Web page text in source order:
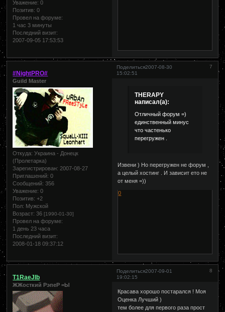
Уважение: 0
Позитив: 0
Провел на форуме:
1 час 3 минуты
Последний визит:
2007-09-05 17:53:53
Поделиться 7
2007-08-30
15:02:51
#NightPRO#
Guild Master
Откуда: Украина - Донецк
(Пролетарка)
Зарегистрирован: 2007-08-27
Приглашений: 0
Сообщений: 356
Уважение: 0
Позитив: +2
Пол: Мужской
Возраст: 36[1990-01-30]
Провел на форуме:
1 день 23 часа
Последний визит:
2008-01-18 09:37:12
THERAPY
написал(а):
Отличный форум =)
единственный минус
что частенько
перегружен .
Извени ) Но перегружен не форум ,
а целый хостинг . И зависит ето не
от меня =))
0
Поделиться 8
2007-09-01
19:02:15
T1RaeJIb
ЖЖосткий РэпеР =Ы
Красава хорошо постарался ! Моя
Оценка Лучший )
тем более для первого раза прост